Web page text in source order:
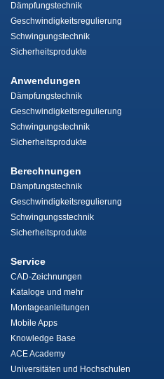
Dämpfungstechnik
Geschwindigkeitsregulierung
Schwingungstechnik
Sicherheitsprodukte
Anwendungen
Dämpfungstechnik
Geschwindigkeitsregulierung
Schwingungstechnik
Sicherheitsprodukte
Berechnungen
Dämpfungstechnik
Geschwindigkeitsregulierung
Schwingungsstechnik
Sicherheitsprodukte
Service
CAD-Zeichnungen
Kataloge und mehr
Montageanleitungen
Mobile Apps
Knowledge Base
ACE Academy
Universitäten und Hochschulen